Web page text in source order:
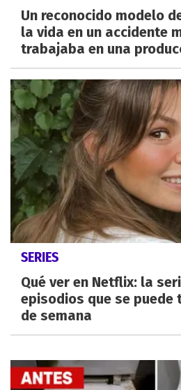
Un reconocido modelo
la vida en un accidente
trabajaba en una
SERIES
Qué ver en Netflix: la
episodios que se puede
de semana